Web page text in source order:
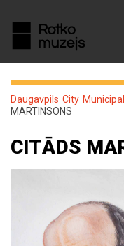
Daugavpils City
MARTINSONS
CITĀDS